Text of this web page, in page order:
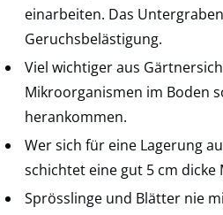
einarbeiten. Das
Geruchsbelästigung.
Viel wichtiger aus
Mikroorganismen im Boden
herankommen.
Wer sich für eine Lagerung
schichtet eine gut 5 cm dicke
Sprösslinge und Blätter nie